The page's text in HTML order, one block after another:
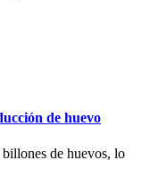
de huevo
de huevos, lo